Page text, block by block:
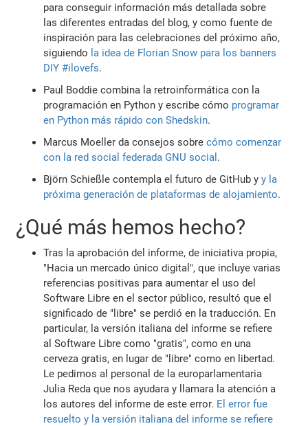
para conseguir información más detallada sobre
las diferentes entradas del blog, y como fuente de
inspiración para las celebraciones del próximo año,
siguiendo la idea de Florian Snow para los banners
DIY #ilovefs.
Paul Boddie combina la retroinformática con la
programación en Python y escribe cómo programar
en Python más rápido con Shedskin.
Marcus Moeller da consejos sobrecómo comenzar
con la red social federada GNU social .
Björn Schießle contempla el futuro de GitHub yy la
próxima generación de plataformas de alojamiento.
¿Qué más hemos hecho?
Tras la aprobación del informe, de iniciativa propia,
"Hacia un mercado único digital", que incluye varias
referencias positivas para aumentar el uso del
Software Libre en el sector público, resultó que el
significado de "libre" se perdió en la traducción. En
particular, la versión italiana del informe se refiere
al Software Libre como "gratis", como en una
cerveza gratis, en lugar de "libre" como en libertad.
Le pedimos al personal de la europarlamentaria
Julia Reda que nos ayudara y llamara la atención a
los autores del informe de este error. El error fue
resuelto y la versión italiana del informe se refiere